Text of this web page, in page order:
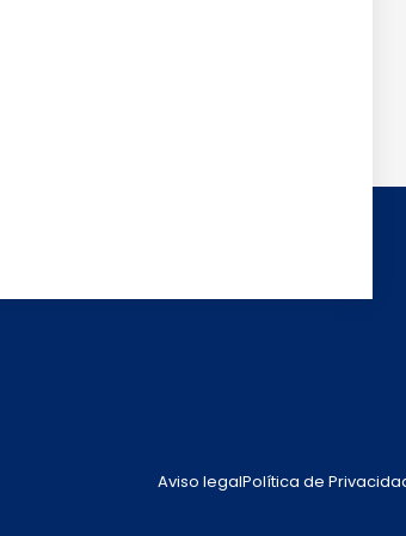
Aviso legalPolítica de